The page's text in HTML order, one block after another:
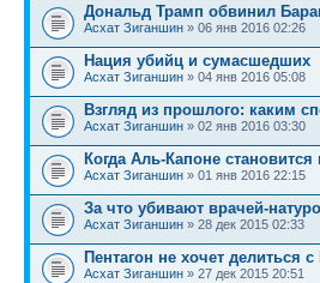
Дональд Трамп обвинил
Асхат Зиганшин » 06 янв 2016 02:26
Нация убийц и сумасшедших
Асхат Зиганшин » 04 янв 2016 05:08
Взгляд из прошлого: каким
Асхат Зиганшин » 02 янв 2016 03:30
Когда Аль-Капоне
Асхат Зиганшин » 01 янв 2016 22:15
За что убивают врачей-
Асхат Зиганшин » 28 дек 2015 02:33
Пентагон не хочет делиться
Асхат Зиганшин » 27 дек 2015 20:51